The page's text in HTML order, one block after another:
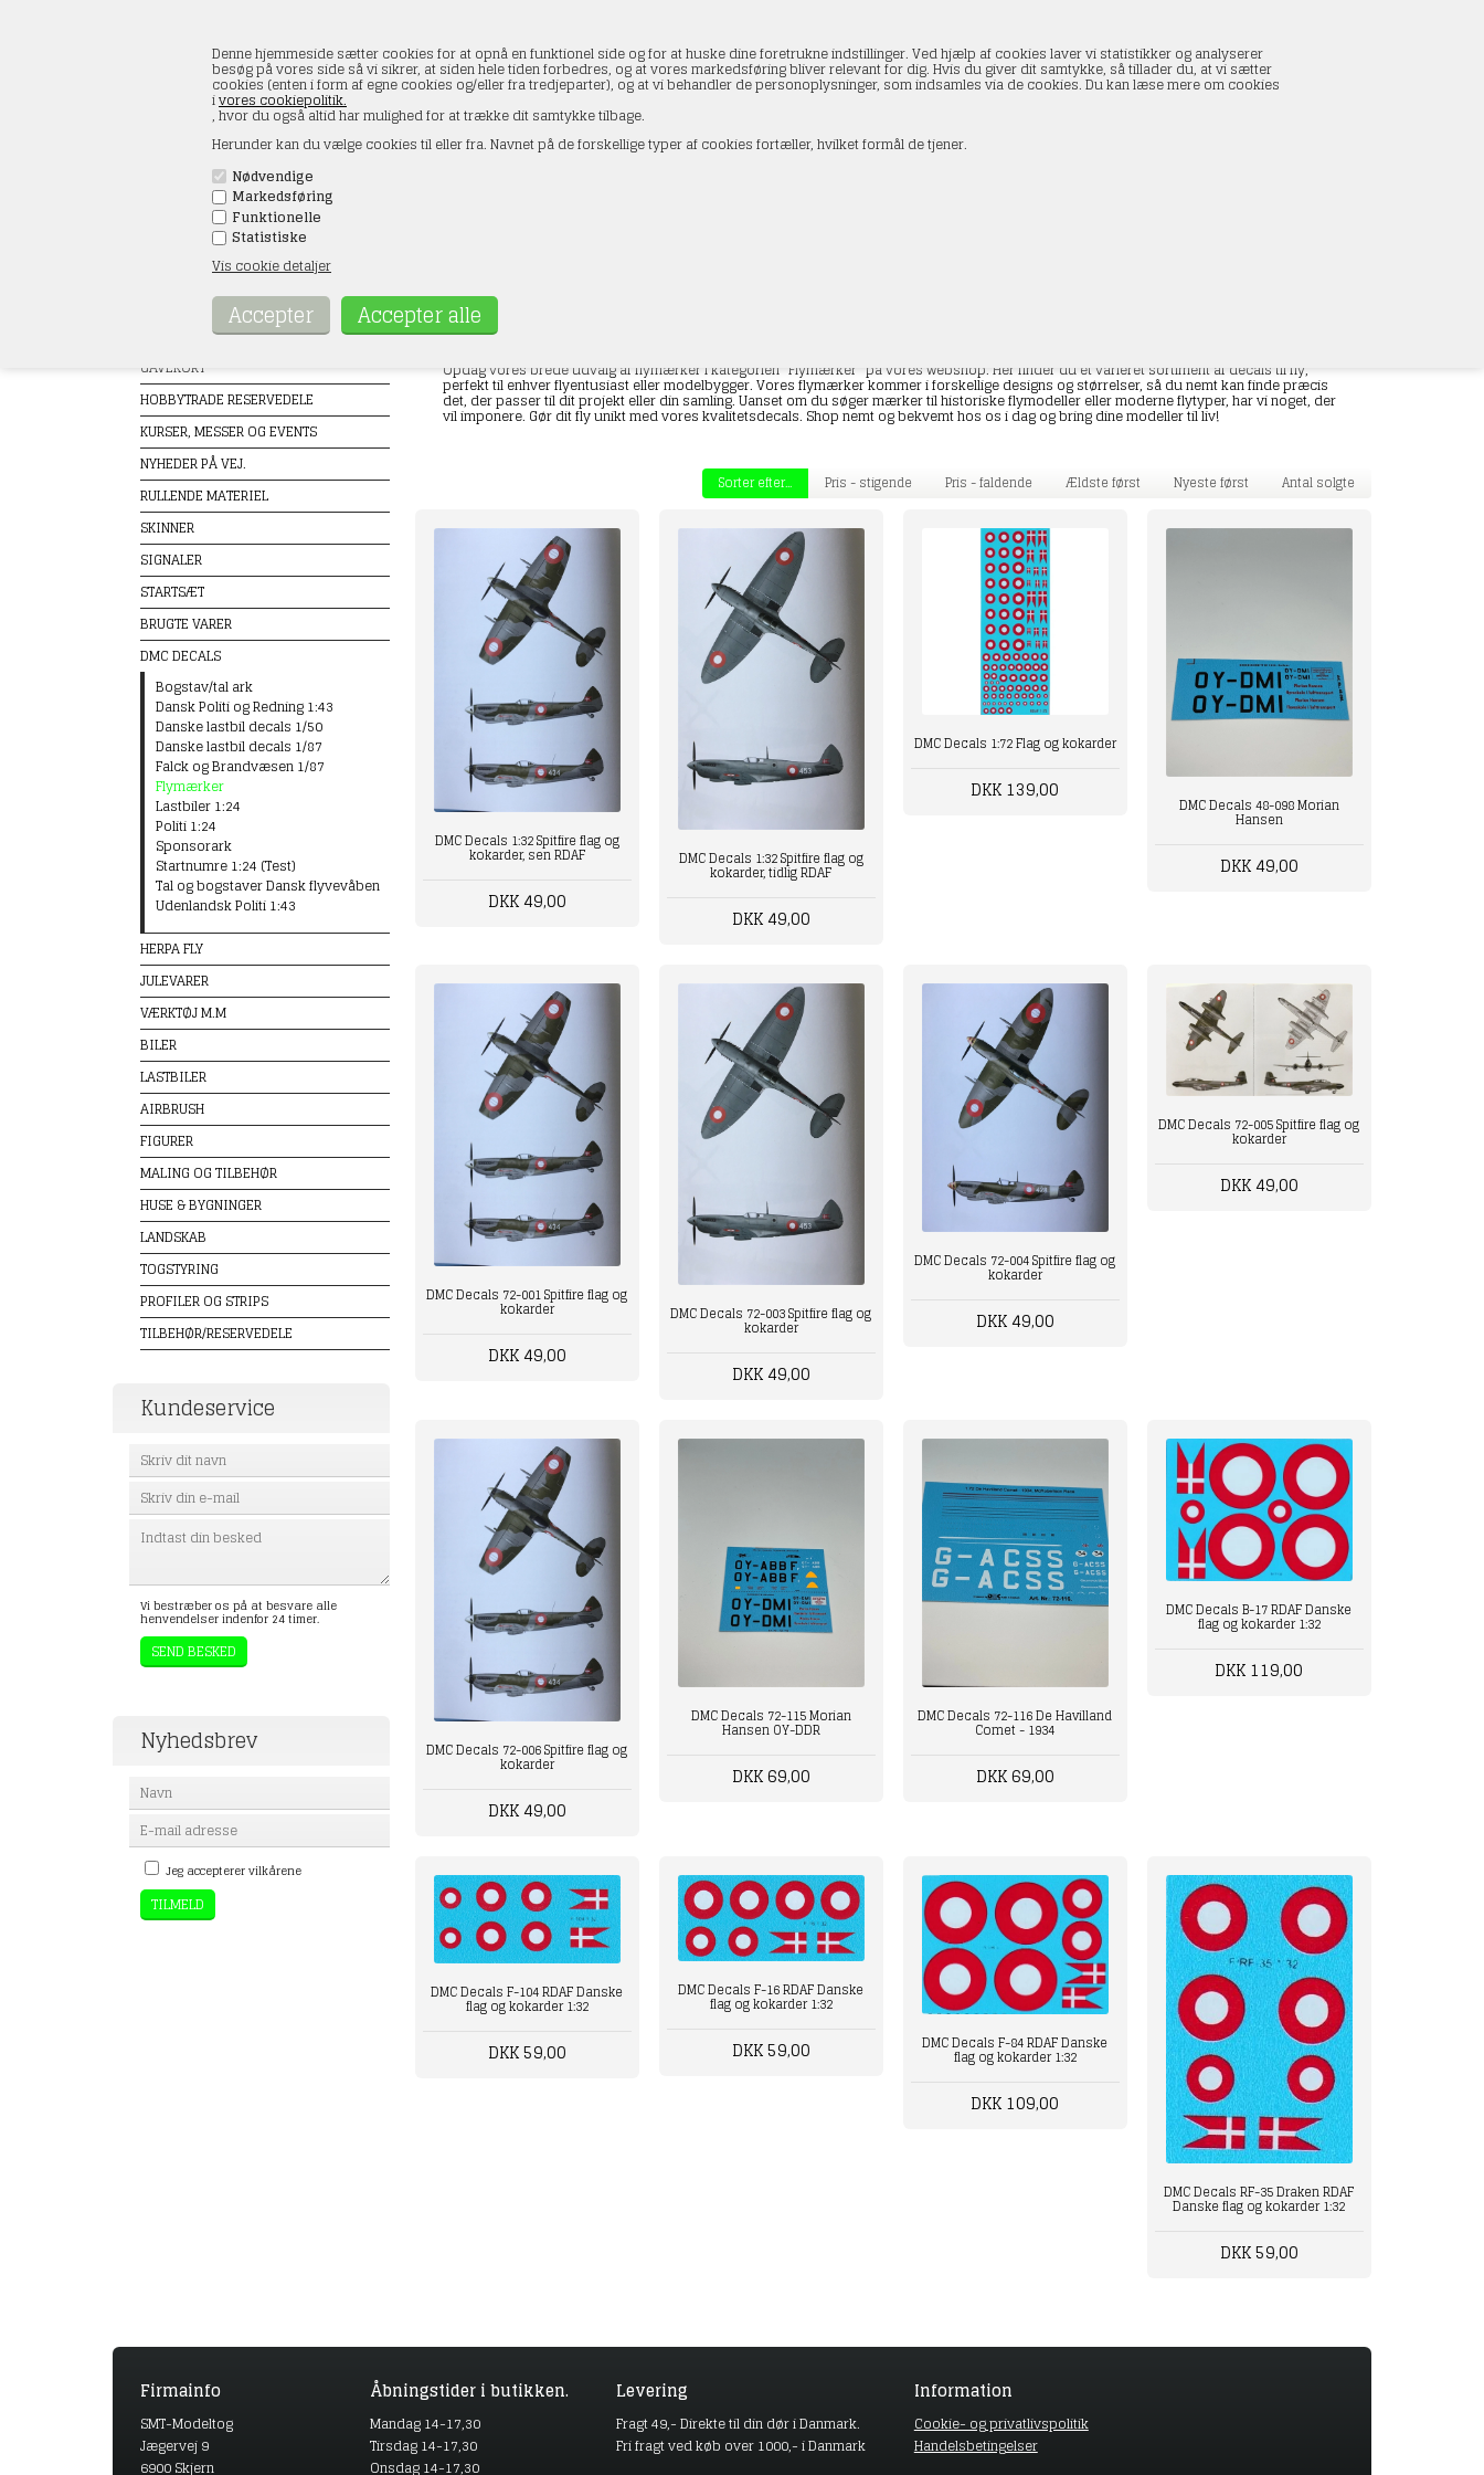
Denne hjemmeside sætter cookies for at opnå en funktionel side og for at huske dine foretrukne indstillinger. Ved hjælp af cookies laver vi statistikker og analyserer
besøg på vores side så vi sikrer, at siden hele tiden forbedres, og at vores markedsføring bliver relevant for dig. Hvis du giver dit samtykke, så tillader du, at vi sætter
cookies (enten i form af egne cookies og/eller fra tredjeparter), og at vi behandler de personoplysninger, som indsamles via de cookies. Du kan læse mere om cookies
ivores cookiepolitik.
, hvor du også altid har mulighed for at trække dit samtykke tilbage.
Herunder kan du vælge cookies til eller fra. Navnet på de forskellige typer af cookies fortæller, hvilket formål de tjener.
Nødvendige
Markedsføring
Funktionelle
Statistiske
Vis cookie detaljer
0 vare(r) i kurven
I alt:
ÅBNINGSTIDER
Produkter
GAVEKORT
HOBBYTRADE RESERVEDELE
KURSER, MESSER OG EVENTS
NYHEDER PÅ VEJ.
RULLENDE MATERIEL
SKINNER
SIGNALER
STARTSÆT
BRUGTE VARER
DMC DECALS
Bogstav/tal ark
Dansk Politi og Redning 1:43
Danske lastbil decals 1/50
Danske lastbil decals 1/87
Falck og Brandvæsen 1/87
Flymærker
Lastbiler 1:24
Politi 1:24
Sponsorark
Startnumre 1:24 (Test)
Tal og bogstaver Dansk flyvevåben
Udenlandsk Politi 1:43
HERPA FLY
JULEVARER
VÆRKTØJ M.M
BILER
LASTBILER
AIRBRUSH
FIGURER
MALING OG TILBEHØR
HUSE & BYGNINGER
LANDSKAB
TOGSTYRING
PROFILER OG STRIPS
TILBEHØR/RESERVEDELE
Kundeservice
Vi bestræber os på at besvare alle
henvendelser indenfor 24 timer.
Nyhedsbrev
Jeg accepterer vilkårene
Forside»
Opdag vores brede udvalg af flymærker i kategorien "Flymærker" på vores webshop. Her finder du et varieret sortiment af decals til fly,
perfekt til enhver flyentusiast eller modelbygger. Vores flymærker kommer i forskellige designs og størrelser, så du nemt kan finde præcis
det, der passer til dit projekt eller din samling. Uanset om du søger mærker til historiske flymodeller eller moderne flytyper, har vi noget, der
vil imponere. Gør dit fly unikt med vores kvalitetsdecals. Shop nemt og bekvemt hos os i dag og bring dine modeller til liv!
Sorter efter... Pris - stigende Pris - faldende Ældste først Nyeste først Antal solgte
DMC Decals 1:32 Spitfire flag og
kokarder, sen RDAF
DKK 49,00
DMC Decals 1:32 Spitfire flag og
kokarder, tidlig RDAF
DKK 49,00
DMC Decals 1:72 Flag og kokarder
DKK 139,00
DMC Decals 48-098 Morian
Hansen
DKK 49,00
DMC Decals 72-001 Spitfire flag og
kokarder
DKK 49,00
DMC Decals 72-003 Spitfire flag og
kokarder
DKK 49,00
DMC Decals 72-004 Spitfire flag og
kokarder
DKK 49,00
DMC Decals 72-005 Spitfire flag og
kokarder
DKK 49,00
DMC Decals 72-006 Spitfire flag og
kokarder
DKK 49,00
DMC Decals 72-115 Morian
Hansen OY-DDR
DKK 69,00
DMC Decals 72-116 De Havilland
Comet - 1934
DKK 69,00
DMC Decals B-17 RDAF Danske
flag og kokarder 1:32
DKK 119,00
DMC Decals F-104 RDAF Danske
flag og kokarder 1:32
DKK 59,00
DMC Decals F-16 RDAF Danske
flag og kokarder 1:32
DKK 59,00 DMC Decals F-84 RDAF Danske
flag og kokarder 1:32
DKK 109,00
DMC Decals RF-35 Draken RDAF
Danske flag og kokarder 1:32
DKK 59,00
Firmainfo
SMT-Modeltog
Jægervej 9
6900 Skjern
Åbningstider i butikken.
Mandag 14-17,30
Tirsdag 14-17,30
Onsdag 14-17,30
Levering
Fragt 49,- Direkte til din dør i Danmark.
Fri fragt ved køb over 1000,- i Danmark
Information
Cookie- og privatlivspolitik
Handelsbetingelser